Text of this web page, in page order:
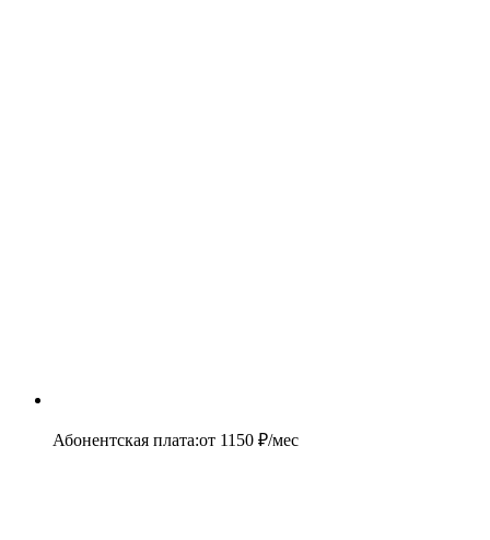
Абонентская плата:от 1150 ₽/мес